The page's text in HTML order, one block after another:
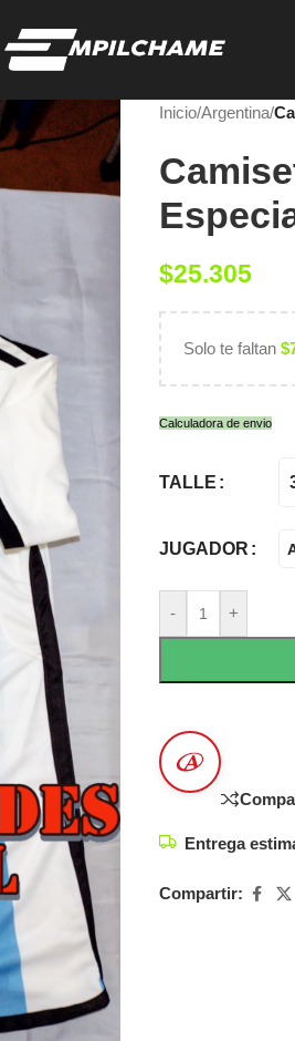
Inicio/Argentina/
$25.305
Solo te faltan $
Calculadora de envio
TALLE
JUGADOR
- +
Entrega
Compartir: